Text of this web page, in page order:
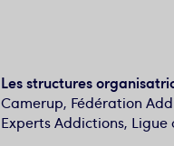
Les structures
Camerup, Fédération
Experts Addictions, Ligue